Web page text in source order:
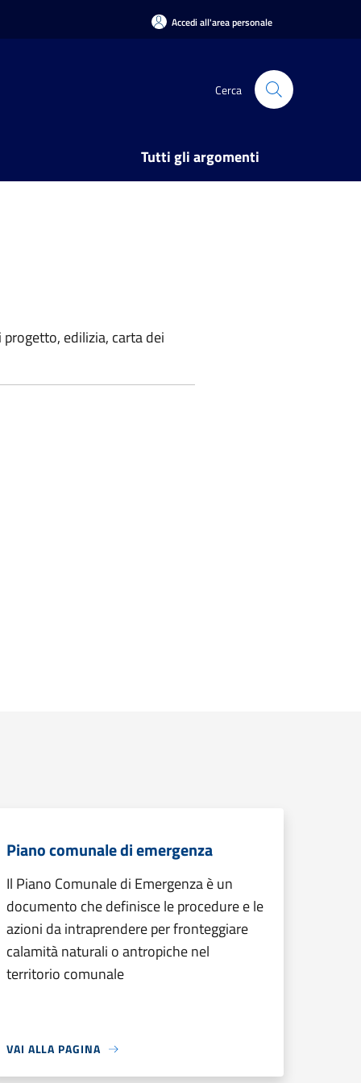
Accedi all'area personale
Cerca
Tutti gli argomenti
edilizia, carta dei
Piano comunale di emergenza
Il Piano Comunale di Emergenza è un
documento che definisce le procedure e le
azioni da intraprendere per fronteggiare
calamità naturali o antropiche nel
territorio comunale
VAI ALLA PAGINA